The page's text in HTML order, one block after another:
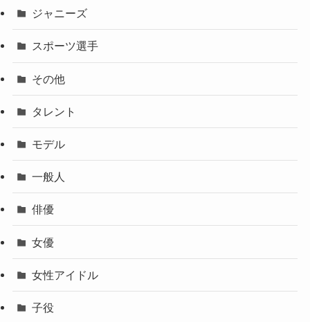
ジャニーズ
スポーツ選手
その他
タレント
モデル
一般人
俳優
女優
女性アイドル
子役